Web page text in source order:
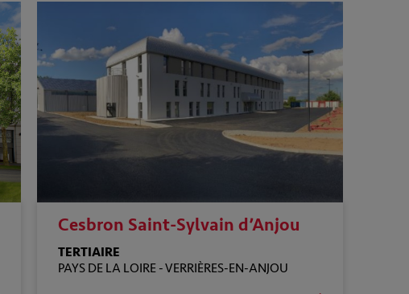
Cesbron Saint-Sylvain d’Anjou
TERTIAIRE
PAYS DE LA LOIRE -VERRIÈRES-EN-ANJOU